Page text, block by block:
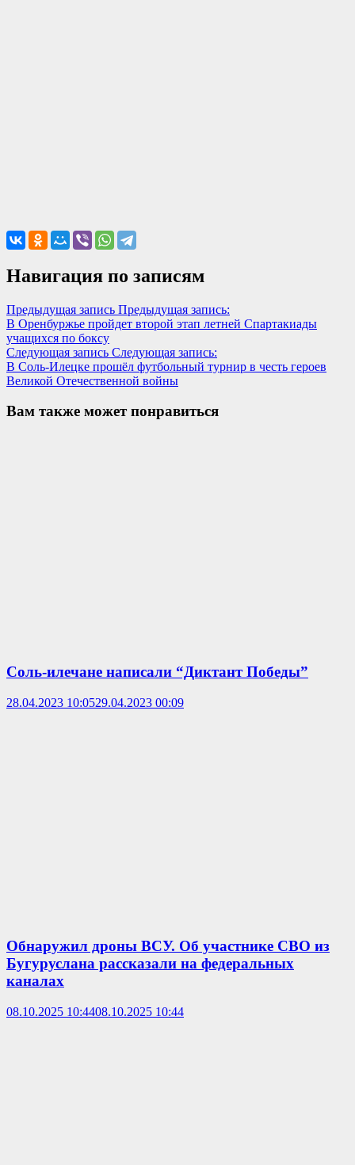
Навигация по записям
Предыдущая запись Предыдущая запись:
В Оренбуржье пройдет второй этап летней Спартакиады
учащихся по боксу
Следующая запись Следующая запись:
В Соль-Илецке прошёл футбольный турнир в честь героев
Великой Отечественной войны
Вам также может понравиться
Соль-илечане написали “Диктант Победы”
28.04.2023 10:0529.04.2023 00:09
Обнаружил дроны ВСУ. Об участнике СВО из
Бугуруслана рассказали на федеральных
каналах
08.10.2025 10:4408.10.2025 10:44